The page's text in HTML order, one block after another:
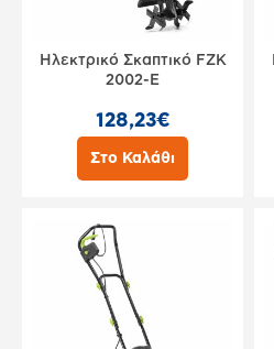
Ηλεκτρικό Σκαπτικό FZK
2002-E
128,23€
Στο Καλάθι